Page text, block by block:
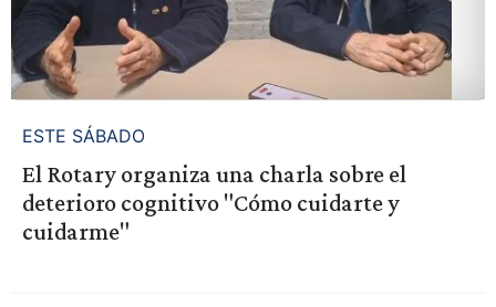
ESTE SÁBADO
El Rotary organiza una charla sobre el
deterioro cognitivo "Cómo cuidarte y
cuidarme"